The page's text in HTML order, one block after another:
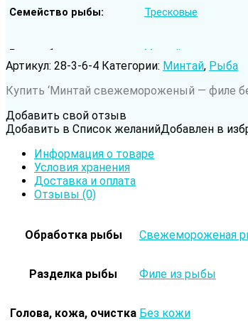
Семейство рыбы Тресковые
Род рыбы Минтай
Вода обитания Морская рыба
Артикул: 28-3-6-4 Категории: Минтай, Рыба
Купить ‘Минтай cвежемороженый — филе
Добавить свой отзыв
Добавить в Список желанийДобавлен в
Информация о товаре
Условия хранения
Доставка и оплата
Отзывы (0)
Обработка рыбы Свежемороженая
Разделка рыбы Филе из рыбы
Голова, кожа, очистка Без кожи